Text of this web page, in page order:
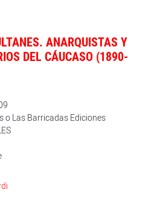
ANARQUISTAS Y
DEL CÁUCASO (1890-
o Las Barricadas Ediciones